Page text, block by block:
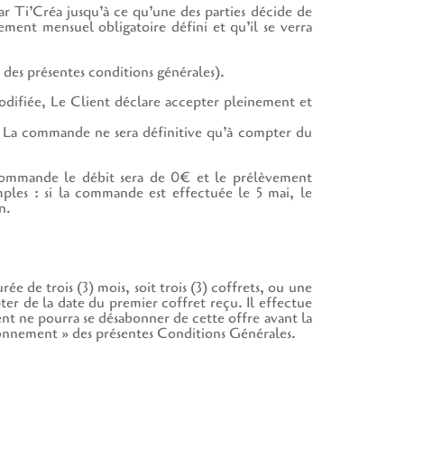
jusqu’à ce qu’une des parties décide de
mensuel obligatoire défini et qu’il se verra
présentes conditions générales).
Le Client déclare accepter pleinement et
commande ne sera définitive qu’à compter du
le débit sera de 0€ et le prélèvement
: si la commande est effectuée le 5 mai, le
de trois (3) mois, soit trois (3) coffrets, ou une
de la date du premier coffret reçu. Il effectue
ne pourra se désabonner de cette offre avant la
» des présentes Conditions Générales.